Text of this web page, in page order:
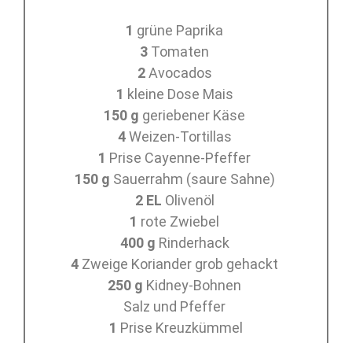
1 grüne Paprika
3 Tomaten
2Avocados
1 kleine Dose Mais
150 g geriebener Käse
4Weizen-Tortillas
1 Prise Cayenne-Pfeffer
150 g Sauerrahm (saure Sahne)
2 EL Olivenöl
1 rote Zwiebel
400 g Rinderhack
4 Zweige Koriander grob gehackt
250 g Kidney-Bohnen
Salz und Pfeffer
1 Prise Kreuzkümmel